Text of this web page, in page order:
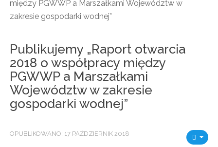
między PGWWP a Marszałkami Województw w
zakresie gospodarki wodnej”
Publikujemy „Raport otwarcia
2018 o współpracy między
PGWWP a Marszałkami
Województw w zakresie
gospodarki wodnej”
OPUBLIKOWANO: 17 PAŹDZIERNIK 2018